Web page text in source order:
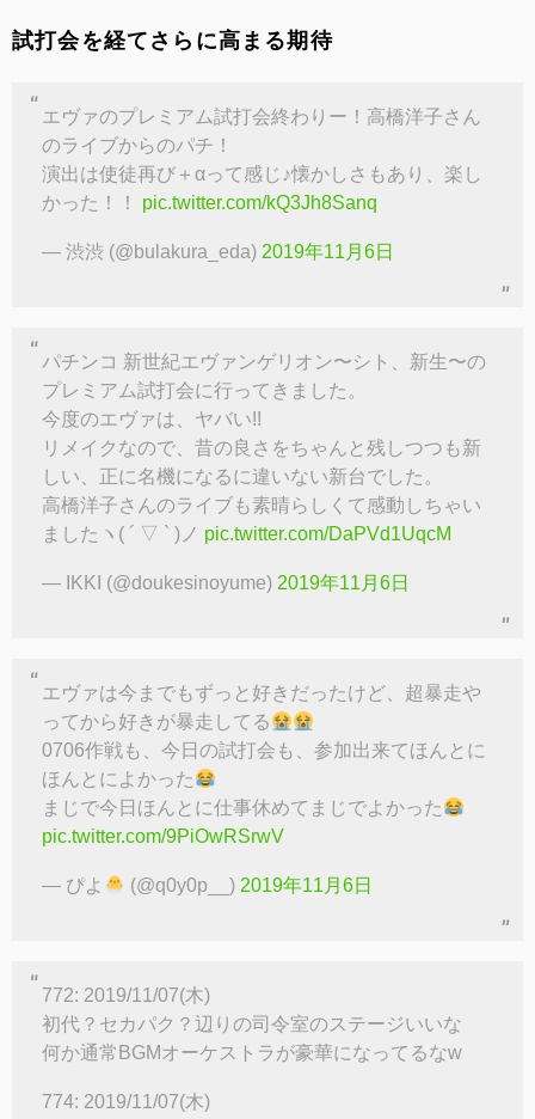
試打会を経てさらに高まる期待
エヴァのプレミアム試打会終わりー！高橋洋子さん
のライブからのパチ！
演出は使徒再び＋αって感じ♪懐かしさもあり、楽し
かった！！ pic.twitter.com/kQ3Jh8Sanq
— 渋渋 (@bulakura_eda) 2019年11月6日
パチンコ 新世紀エヴァンゲリオン〜シト、新生〜の
プレミアム試打会に行ってきました。
今度のエヴァは、ヤバい!!
リメイクなので、昔の良さをちゃんと残しつつも新
しい、正に名機になるに違いない新台でした。
高橋洋子さんのライブも素晴らしくて感動しちゃい
ましたヽ( ´ ▽ ` )ノ pic.twitter.com/DaPVd1UqcM
— IKKI (@doukesinoyume) 2019年11月6日
エヴァは今までもずっと好きだったけど、超暴走や
ってから好きが暴走してる
0706作戦も、今日の試打会も、参加出来てほんとに
ほんとによかった
まじで今日ほんとに仕事休めてまじでよかった
pic.twitter.com/9PiOwRSrwV
— ぴよ (@q0y0p__) 2019年11月6日
772: 2019/11/07(木)
初代？セカパク？辺りの司令室のステージいいな
何か通常BGMオーケストラが豪華になってるなw
774: 2019/11/07(木)